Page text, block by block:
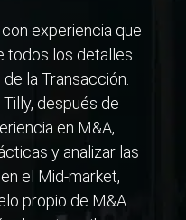
experiencia que
todos los detalles
la Transacción.
después de
en M&A,
y analizar las
el Mid-market,
propio de M&A